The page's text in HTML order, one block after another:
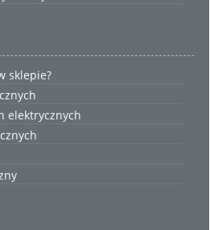
sklepie?
elektrycznych